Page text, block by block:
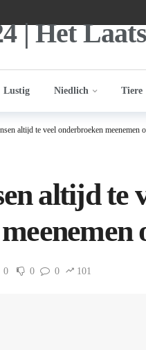
Lustig Niedlich Tiere
altijd te veel onderbroeken meenemen
altijd te
0 0 0 101